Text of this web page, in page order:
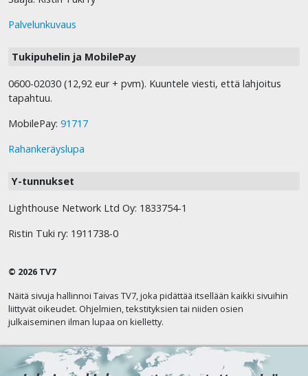
Palvelunkuvaus
Tukipuhelin ja MobilePay
0600-02030 (12,92 eur + pvm). Kuuntele viesti, että lahjoitus
tapahtuu.
MobilePay: 91717
Rahankeräyslupa
Y-tunnukset
Lighthouse Network Ltd Oy: 1833754-1
Ristin Tuki ry: 1911738-0
© 2026 TV7
Näitä sivuja hallinnoi Taivas TV7, joka pidättää itsellään kaikki sivuihin
liittyvät oikeudet. Ohjelmien, tekstityksien tai niiden osien
julkaiseminen ilman lupaa on kielletty.